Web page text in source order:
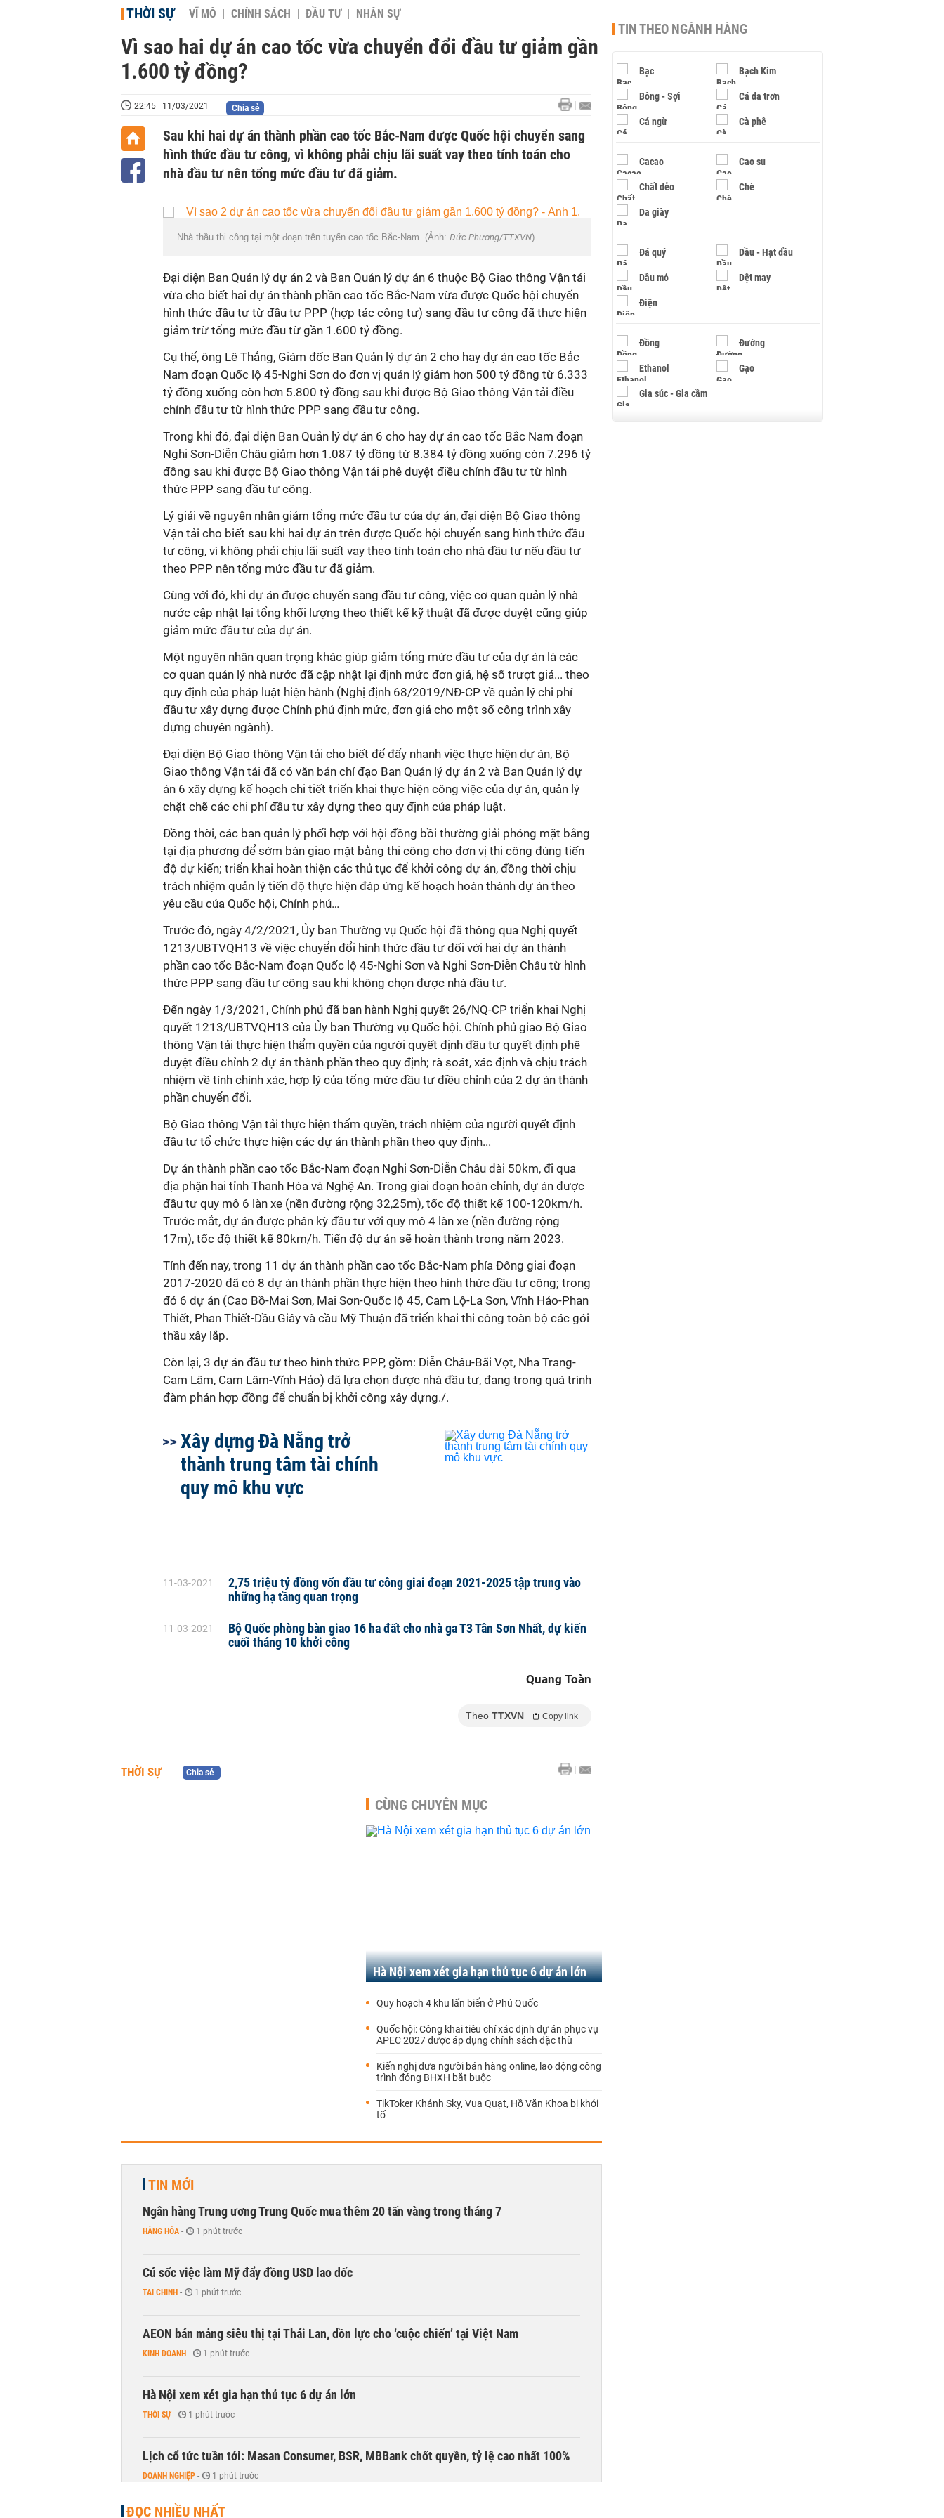
THỜI SỰ VĨ MÔ CHÍNH SÁCH ĐẦU TƯ NHÂN SỰ
Vì sao hai dự án cao tốc vừa chuyển đổi đầu tư giảm gần
1.600 tỷ đồng?
22:45 | 11/03/2021 Chia sẻ
Sau khi hai dự án thành phần cao tốc Bắc-Nam được Quốc hội chuyển sang
hình thức đầu tư công, vì không phải chịu lãi suất vay theo tính toán cho
nhà đầu tư nên tổng mức đầu tư đã giảm.
Nhà thầu thi công tại một đoạn trên tuyến cao tốc Bắc-Nam. (Ảnh: Đức Phương/TTXVN).
Đại diện Ban Quản lý dự án 2 và Ban Quản lý dự án 6 thuộc Bộ Giao thông Vận tải
vừa cho biết hai dự án thành phần cao tốc Bắc-Nam vừa được Quốc hội chuyển
hình thức đầu tư từ đầu tư PPP (hợp tác công tư) sang đầu tư công đã thực hiện
giảm trừ tổng mức đầu từ gần 1.600 tỷ đồng.
Cụ thể, ông Lê Thắng, Giám đốc Ban Quản lý dự án 2 cho hay dự án cao tốc Bắc
Nam đoạn Quốc lộ 45-Nghi Sơn do đơn vị quản lý giảm hơn 500 tỷ đồng từ 6.333
tỷ đồng xuống còn hơn 5.800 tỷ đồng sau khi được Bộ Giao thông Vận tải điều
chỉnh đầu tư từ hình thức PPP sang đầu tư công.
Trong khi đó, đại diện Ban Quản lý dự án 6 cho hay dự án cao tốc Bắc Nam đoạn
Nghi Sơn-Diễn Châu giảm hơn 1.087 tỷ đồng từ 8.384 tỷ đồng xuống còn 7.296 tỷ
đồng sau khi được Bộ Giao thông Vận tải phê duyệt điều chỉnh đầu tư từ hình
thức PPP sang đầu tư công.
Lý giải về nguyên nhân giảm tổng mức đầu tư của dự án, đại diện Bộ Giao thông
Vận tải cho biết sau khi hai dự án trên được Quốc hội chuyển sang hình thức đầu
tư công, vì không phải chịu lãi suất vay theo tính toán cho nhà đầu tư nếu đầu tư
theo PPP nên tổng mức đầu tư đã giảm.
Cùng với đó, khi dự án được chuyển sang đầu tư công, việc cơ quan quản lý nhà
nước cập nhật lại tổng khối lượng theo thiết kế kỹ thuật đã được duyệt cũng giúp
giảm mức đầu tư của dự án.
Một nguyên nhân quan trọng khác giúp giảm tổng mức đầu tư của dự án là các
cơ quan quản lý nhà nước đã cập nhật lại định mức đơn giá, hệ số trượt giá... theo
quy định của pháp luật hiện hành (Nghị định 68/2019/NĐ-CP về quản lý chi phí
đầu tư xây dựng được Chính phủ định mức, đơn giá cho một số công trình xây
dựng chuyên ngành).
Đại diện Bộ Giao thông Vận tải cho biết để đẩy nhanh việc thực hiện dự án, Bộ
Giao thông Vận tải đã có văn bản chỉ đạo Ban Quản lý dự án 2 và Ban Quản lý dự
án 6 xây dựng kế hoạch chi tiết triển khai thực hiện công việc của dự án, quản lý
chặt chẽ các chi phí đầu tư xây dựng theo quy định của pháp luật.
Đồng thời, các ban quản lý phối hợp với hội đồng bồi thường giải phóng mặt bằng
tại địa phương để sớm bàn giao mặt bằng thi công cho đơn vị thi công đúng tiến
độ dự kiến; triển khai hoàn thiện các thủ tục để khởi công dự án, đồng thời chịu
trách nhiệm quản lý tiến độ thực hiện đáp ứng kế hoạch hoàn thành dự án theo
yêu cầu của Quốc hội, Chính phủ…
Trước đó, ngày 4/2/2021, Ủy ban Thường vụ Quốc hội đã thông qua Nghị quyết
1213/UBTVQH13 về việc chuyển đổi hình thức đầu tư đối với hai dự án thành
phần cao tốc Bắc-Nam đoạn Quốc lộ 45-Nghi Sơn và Nghi Sơn-Diễn Châu từ hình
thức PPP sang đầu tư công sau khi không chọn được nhà đầu tư.
Đến ngày 1/3/2021, Chính phủ đã ban hành Nghị quyết 26/NQ-CP triển khai Nghị
quyết 1213/UBTVQH13 của Ủy ban Thường vụ Quốc hội. Chính phủ giao Bộ Giao
thông Vận tải thực hiện thẩm quyền của người quyết định đầu tư quyết định phê
duyệt điều chỉnh 2 dự án thành phần theo quy định; rà soát, xác định và chịu trách
nhiệm về tính chính xác, hợp lý của tổng mức đầu tư điều chỉnh của 2 dự án thành
phần chuyển đổi.
Bộ Giao thông Vận tải thực hiện thẩm quyền, trách nhiệm của người quyết định
đầu tư tổ chức thực hiện các dự án thành phần theo quy định...
Dự án thành phần cao tốc Bắc-Nam đoạn Nghi Sơn-Diễn Châu dài 50km, đi qua
địa phận hai tỉnh Thanh Hóa và Nghệ An. Trong giai đoạn hoàn chỉnh, dự án được
đầu tư quy mô 6 làn xe (nền đường rộng 32,25m), tốc độ thiết kế 100-120km/h.
Trước mắt, dự án được phân kỳ đầu tư với quy mô 4 làn xe (nền đường rộng
17m), tốc độ thiết kế 80km/h. Tiến độ dự án sẽ hoàn thành trong năm 2023.
Tính đến nay, trong 11 dự án thành phần cao tốc Bắc-Nam phía Đông giai đoạn
2017-2020 đã có 8 dự án thành phần thực hiện theo hình thức đầu tư công; trong
đó 6 dự án (Cao Bồ-Mai Sơn, Mai Sơn-Quốc lộ 45, Cam Lộ-La Sơn, Vĩnh Hảo-Phan
Thiết, Phan Thiết-Dầu Giây và cầu Mỹ Thuận đã triển khai thi công toàn bộ các gói
thầu xây lắp.
Còn lại, 3 dự án đầu tư theo hình thức PPP, gồm: Diễn Châu-Bãi Vọt, Nha Trang-
Cam Lâm, Cam Lâm-Vĩnh Hảo) đã lựa chọn được nhà đầu tư, đang trong quá trình
đàm phán hợp đồng để chuẩn bị khởi công xây dựng./.
Xây dựng Đà Nẵng trở
thành trung tâm tài chính
quy mô khu vực
11-03-2021
2,75 triệu tỷ đồng vốn đầu tư công giai đoạn 2021-2025 tập trung vào
những hạ tầng quan trọng
11-03-2021
Bộ Quốc phòng bàn giao 16 ha đất cho nhà ga T3 Tân Sơn Nhất, dự kiến
cuối tháng 10 khởi công
Quang Toàn
Theo TTXVN Copy link
THỜI SỰ Chia sẻ
CÙNG CHUYÊN MỤC
Hà Nội xem xét gia hạn thủ tục 6 dự án lớn
Quy hoạch 4 khu lấn biển ở Phú Quốc
Quốc hội: Công khai tiêu chí xác định dự án phục vụ
APEC 2027 được áp dụng chính sách đặc thù
Kiến nghị đưa người bán hàng online, lao động công
trình đóng BHXH bắt buộc
TikToker Khánh Sky, Vua Quạt, Hồ Văn Khoa bị khởi
tố
TIN MỚI
Ngân hàng Trung ương Trung Quốc mua thêm 20 tấn vàng trong tháng 7
HÀNG HÓA - 1 phút trước
Cú sốc việc làm Mỹ đẩy đồng USD lao dốc
TÀI CHÍNH - 1 phút trước
AEON bán mảng siêu thị tại Thái Lan, dồn lực cho ‘cuộc chiến’ tại Việt Nam
KINH DOANH - 1 phút trước
Hà Nội xem xét gia hạn thủ tục 6 dự án lớn
THỜI SỰ - 1 phút trước
Lịch cổ tức tuần tới: Masan Consumer, BSR, MBBank chốt quyền, tỷ lệ cao nhất 100%
DOANH NGHIỆP - 1 phút trước
ĐỌC NHIỀU NHẤT
TIN THEO NGÀNH HÀNG
Bạc Bạch Kim
Bông - Sợi Cá da trơn
Cá ngừ Cà phê
Cacao Cao su
Chất dẻo Chè
Da giày
Đá quý Dầu - Hạt dầu
Dầu mỏ Dệt may
Điện
Đồng Đường
Ethanol Gạo
Gia súc - Gia cầm